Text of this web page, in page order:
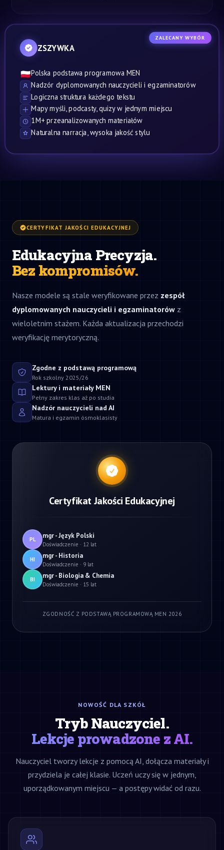
ZALECANY WYBÓR
ZSZYWKA
🇵🇱Polska podstawa programowa MEN
Nadzór dyplomowanych nauczycieli i egzaminatorów
Logiczna struktura każdego tekstu
Mapy myśli, podcasty, quizy w jednym miejscu
1M+ przeanalizowanych materiałów
Naturalna narracja, wysoka jakość stylu
CERTYFIKAT JAKOŚCI EDUKACYJNEJ
Edukacyjna Precyzja.
Bez kompromisów.
Nasze modele są stale weryfikowane przez zespół
dyplomowanych nauczycieli i egzaminatorów z
wieloletnim stażem. Każda aktualizacja przechodzi
weryfikację merytoryczną.
Zgodne z podstawą programową
Rok szkolny 2025/26
Lektury i materiały MEN
Pełny zakres klas aż po studia
Nadzór nauczycieli nad AI
Matura i egzamin ósmoklasisty
Certyfikat Jakości Edukacyjnej
PL mgr - Język Polski
Doświadczenie · 12 lat
HI mgr - Historia
Doświadczenie · 9 lat
BI mgr - Biologia & Chemia
Doświadczenie · 15 lat
ZGODNOŚĆ Z PODSTAWĄ PROGRAMOWĄ MEN 2026
NOWOŚĆ DLA SZKÓŁ
Tryb Nauczyciel.
Lekcje prowadzone z AI.
Nauczyciel tworzy lekcje z pomocą AI, dołącza materiały i
przydziela je całej klasie. Uczeń uczy się w jednym,
uporządkowanym miejscu — a postępy widać od razu.